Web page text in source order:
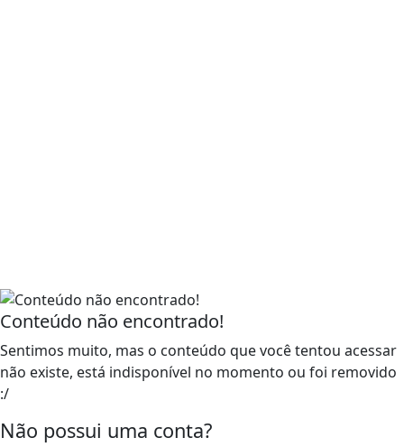
Conteúdo não encontrado!
Sentimos muito, mas o conteúdo que você tentou acessar
não existe, está indisponível no momento ou foi removido
:/
Não possui uma conta?